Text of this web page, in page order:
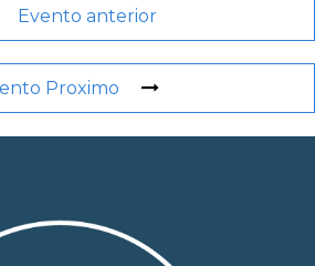
Evento anterior
Proximo